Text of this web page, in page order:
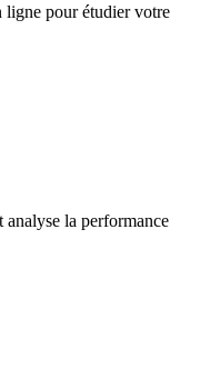
ligne pour étudier votre
la performance